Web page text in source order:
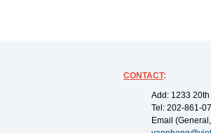
CONTACT:
Add: 1233
Tel: 202-861-
Email